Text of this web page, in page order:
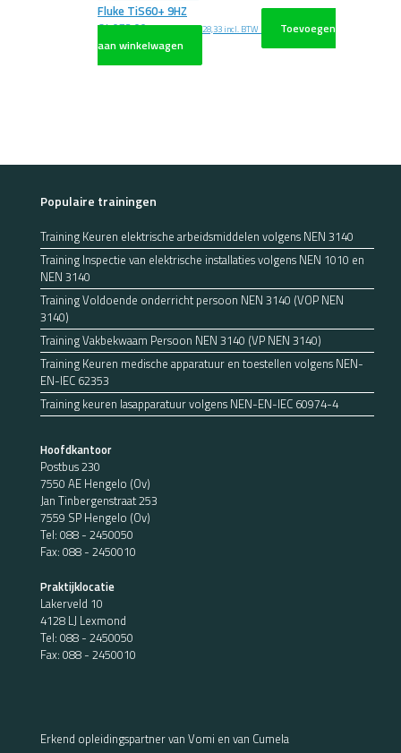
Fluke TiS60+ 9HZ
€4.073,00 excl. BTW€4.928,33 incl. BTW
Toevoegen
aan winkelwagen
Populaire trainingen
Training Keuren elektrische arbeidsmiddelen volgens NEN 3140
Training Inspectie van elektrische installaties volgens NEN 1010 en
NEN 3140
Training Voldoende onderricht persoon NEN 3140 (VOP NEN
3140)
Training Vakbekwaam Persoon NEN 3140 (VP NEN 3140)
Training Keuren medische apparatuur en toestellen volgens NEN-
EN-IEC 62353
Training keuren lasapparatuur volgens NEN-EN-IEC 60974-4
Hoofdkantoor
Postbus 230
7550 AE Hengelo (Ov)
Jan Tinbergenstraat 253
7559 SP Hengelo (Ov)
Tel: 088 - 2450050
Fax: 088 - 2450010
Praktijklocatie
Lakerveld 10
4128 LJ Lexmond
Tel: 088 - 2450050
Fax: 088 - 2450010
Erkend opleidingspartner van Vomi en van Cumela